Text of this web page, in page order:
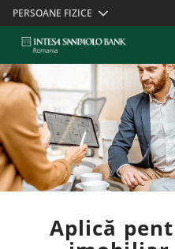
Skiplinks
PERSOANE FIZICE
Aplică